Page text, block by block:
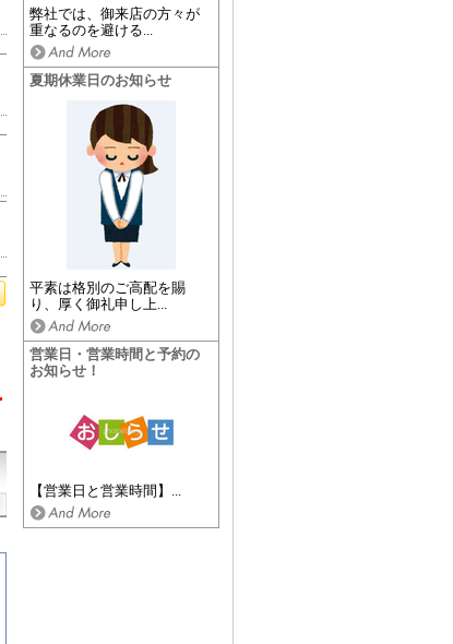
弊社では、御来店の方々が
重なるのを避ける...
夏期休業日のお知らせ
平素は格別のご高配を賜
り、厚く御礼申し上...
営業日・営業時間と予約の
お知らせ！
【営業日と営業時間】...